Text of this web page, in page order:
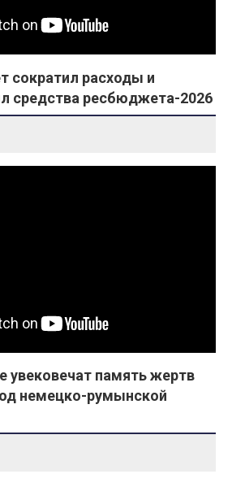
сократил расходы и
средства ресбюджета-2026
увековечат память жертв
немецко-румынской